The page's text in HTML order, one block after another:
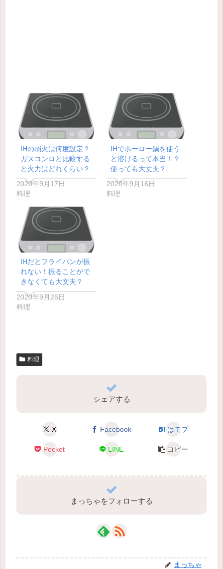
IHの弱火は何度設定？
ガスコンロと比較する
と火力はどれくらい？
2020年9月17日
料理
IHでホーロー鍋を使う
と溶けるって本当！？
使っても大丈夫？
2020年9月16日
料理
IHだとフライパンが振
れない！振ることがで
きなくても大文夫？
2020年9月26日
料理
料理
シェアする
X Facebook はてブ
Pocket LINE コピー
まっちゃをフォローする
まっちゃ